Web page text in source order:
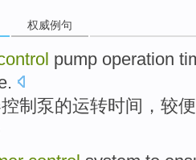
权威例句
pump operation
.
控制 泵的运转时间 ， 较